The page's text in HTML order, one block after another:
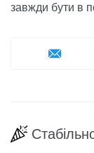
завжди бути в